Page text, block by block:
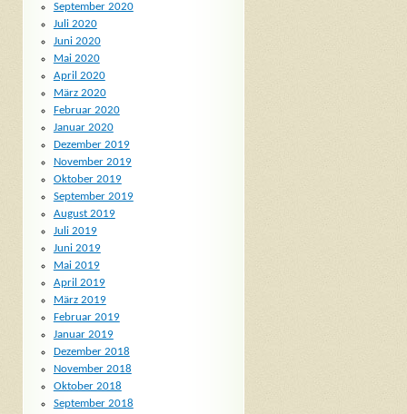
September 2020
Juli 2020
Juni 2020
Mai 2020
April 2020
März 2020
Februar 2020
Januar 2020
Dezember 2019
November 2019
Oktober 2019
September 2019
August 2019
Juli 2019
Juni 2019
Mai 2019
April 2019
März 2019
Februar 2019
Januar 2019
Dezember 2018
November 2018
Oktober 2018
September 2018